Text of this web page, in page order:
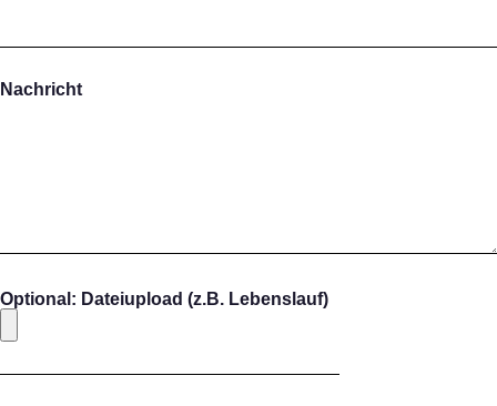
Nachricht
Optional: Dateiupload (z.B. Lebenslauf)